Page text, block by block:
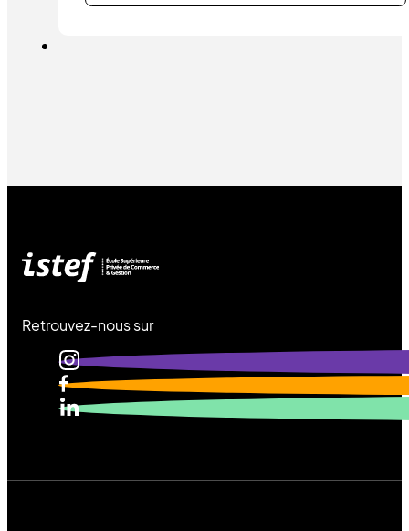
Retrouvez-nous sur